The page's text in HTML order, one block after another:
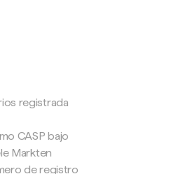
registrada
CASP bajo
Markten
de registro